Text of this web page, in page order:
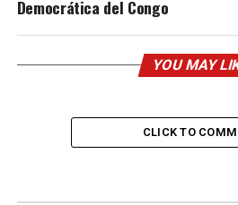
Democrática del Congo
YOU MAY
CLICK TO